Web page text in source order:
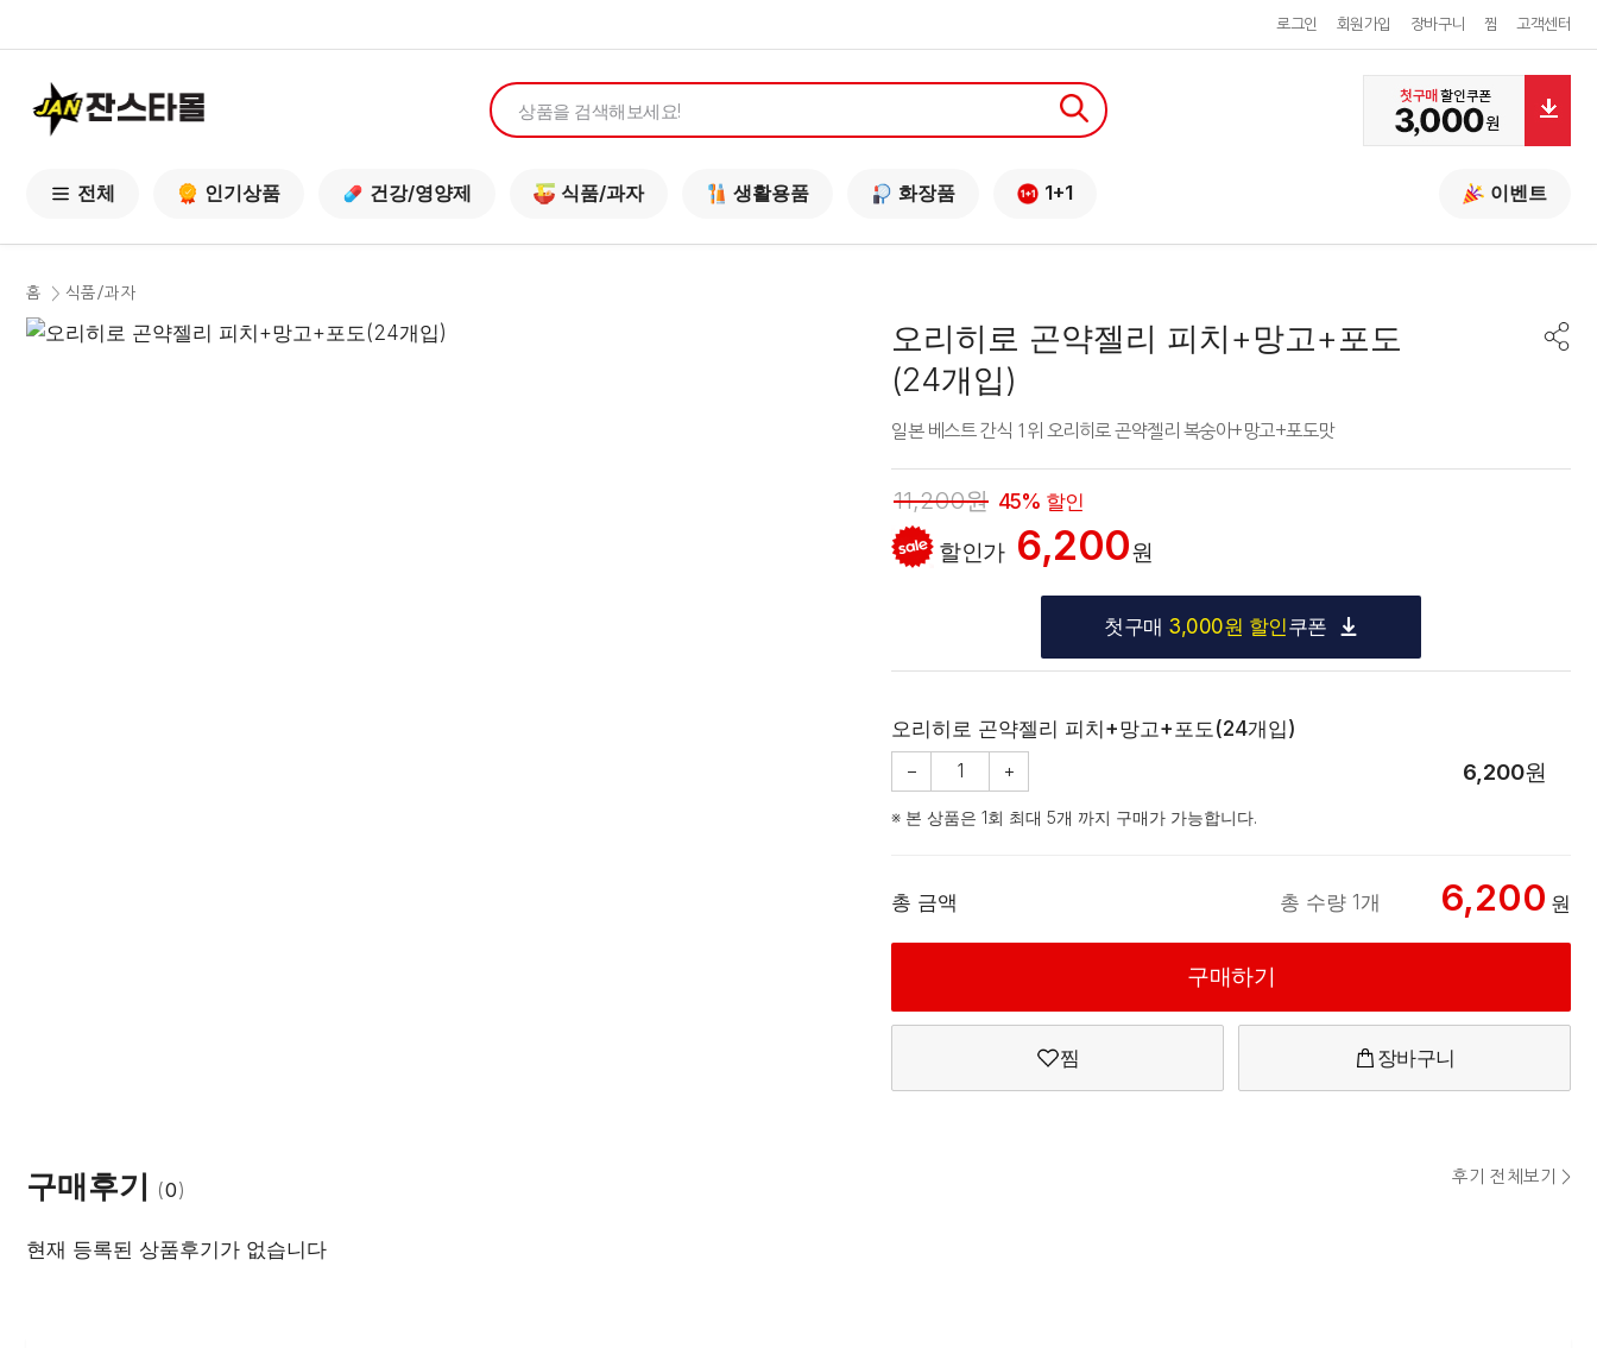
로그인 회원가입 장바구니 찜 고객센터
전체 인기상품 건강/영양제 식품/과자 생활용품 화장품 1+1 이벤트
홈 식품/과자
오리히로 곤약젤리 피치+망고+포도
(24개입)
일본 베스트 간식 1위 오리히로 곤약젤리 복숭아+망고+포도맛
11,200원 45% 할인
할인가 6,200원
첫구매 3,000원 할인쿠폰
오리히로 곤약젤리 피치+망고+포도(24개입)
− 1 + 6,200원
※ 본 상품은 1회 최대 5개 까지 구매가 가능합니다.
총 금액 총 수량 1개 6,200 원
구매하기
찜 장바구니
구매후기 (0)
후기 전체보기 >
현재 등록된 상품후기가 없습니다